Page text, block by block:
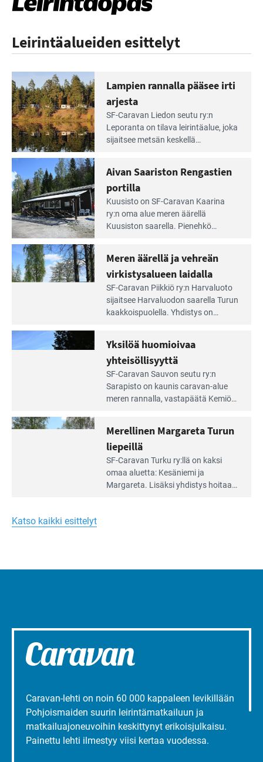
Leirintäalueiden esittelyt
Lue
Leirintäoppaan
artikkeli:
Lampien
rannalla
pääsee
irti
arjesta
Lampien rannalla pääsee irti
arjesta
SF-Caravan Liedon seutu ry:n
Leporanta on tilava leirintäalue, joka
sijaitsee metsän kes­kellä
tarjoaa ympäris­töineen kauniit
maisemat ja loistavat virkistäytymis­
mahdollisuudet.
Lue
Leirintäoppaan
artikkeli:
Aivan
Saariston
Rengastien
portilla
Aivan Saariston Rengastien
portilla
Kuusisto on SF-Caravan Kaarina
ry:n oma alue meren äärellä
Kuusiston saarella. Pie­nehkö
äärellä
ja
Meren äärellä ja vehreän
virkistysalueen laidalla
SF-Caravan Piikkiö ry:n Harvaluoto
sijait­see Harvaluodon saarella Turun
kaakkois­puolella. Yhdistys on
virkistysalueesta.
huomioivaa
yhteisöllisyyttä
Yksilöä huomioivaa
yhteisöllisyyttä
SF-Caravan Sauvon seutu ry:n
Sarapisto on kaunis caravan-alue
meren rannalla, vasta­päätä Kemiön
kymmenen paikkaa ilman sähköä.
Turun
liepeillä
Merellinen Margareta Turun
liepeillä
SF-Caravan Turku ry:llä on kaksi
omaa aluet­ta: Kesäniemi ja
Margareta. Lisäksi yhdis­tys hoitaa
Katso kaikki esittelyt
Caravan-lehti on noin 60 000 kappaleen levikillään
Pohjoismaiden suurin leirintämatkailuun ja
matkailuajoneuvoihin keskittynyt erikoisjulkaisu.
Painettu lehti ilmestyy viisi kertaa vuodessa.